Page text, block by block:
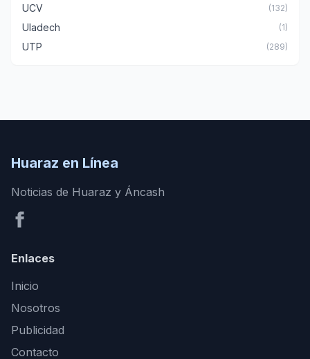
UCV (132)
Uladech (1)
UTP (289)
Huaraz en Línea
Noticias de Huaraz y Áncash
Enlaces
Inicio
Nosotros
Publicidad
Contacto